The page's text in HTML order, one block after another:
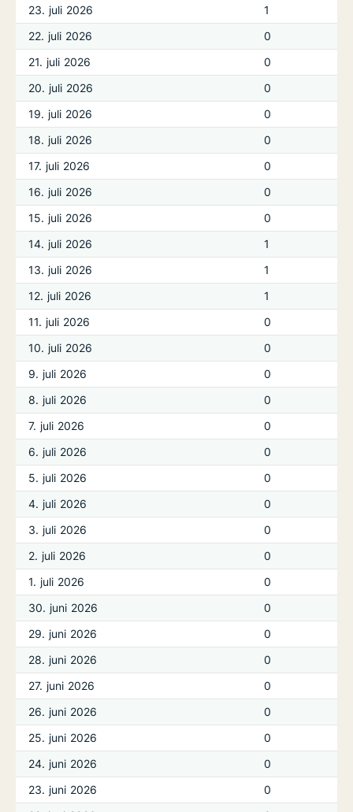
23. juli 2026
1
22. juli 2026
0
21. juli 2026
0
20. juli 2026
0
19. juli 2026
0
18. juli 2026
0
17. juli 2026
0
16. juli 2026
0
15. juli 2026
0
14. juli 2026
1
13. juli 2026
1
12. juli 2026
1
11. juli 2026
0
10. juli 2026
0
9. juli 2026
0
8. juli 2026
0
7. juli 2026
0
6. juli 2026
0
5. juli 2026
0
4. juli 2026
0
3. juli 2026
0
2. juli 2026
0
1. juli 2026
0
30. juni 2026
0
29. juni 2026
0
28. juni 2026
0
27. juni 2026
0
26. juni 2026
0
25. juni 2026
0
24. juni 2026
0
23. juni 2026
0